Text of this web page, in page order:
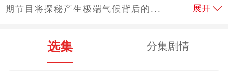
期节目将探秘产生极端气候背后的...
展开
选集 分集剧情